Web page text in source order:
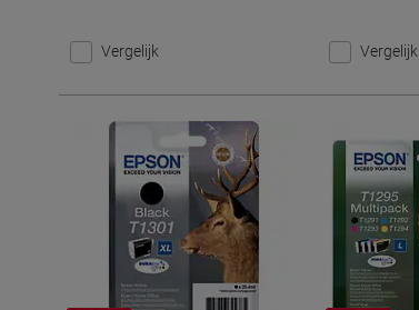
Vergelijk Vergelijk